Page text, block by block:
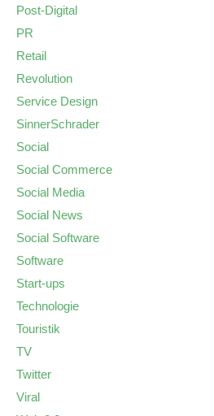
Post-Digital
PR
Retail
Revolution
Service Design
SinnerSchrader
Social
Social Commerce
Social Media
Social News
Social Software
Software
Start-ups
Technologie
Touristik
TV
Twitter
Viral